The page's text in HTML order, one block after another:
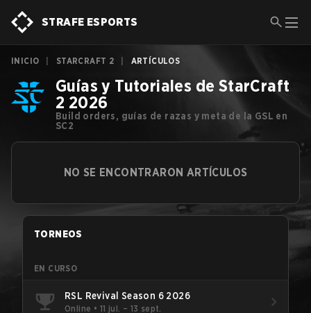
STRAFE ESPORTS
INICIO STARCRAFT 2 ARTÍCULOS
Guías y Tutoriales de StarCraft
2 2026
Build orders, guías de razas y meta de la GSL en
SC2
NO SE ENCONTRARON ARTÍCULOS
TORNEOS
EN CURSO
RSL Revival Season 6 2026
Online • 11 jul. – 13 sept.